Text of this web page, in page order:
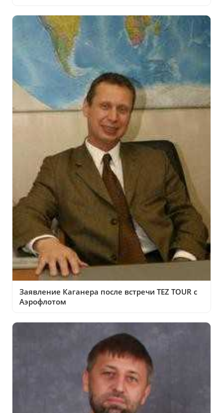
Заявление Каганера после встречи TEZ TOUR с
Аэрофлотом